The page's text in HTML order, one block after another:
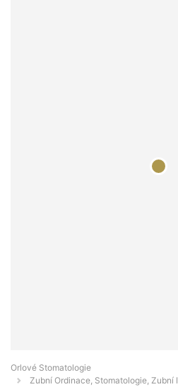
Orlové Stomatologie
Zubní Ordinace, Stomatologie,